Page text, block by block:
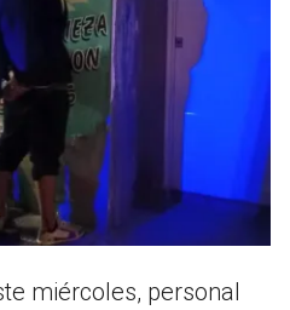
miércoles, personal